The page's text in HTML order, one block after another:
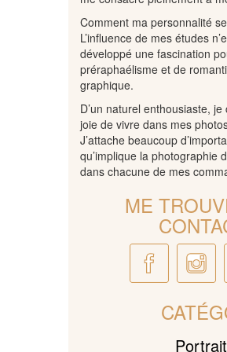
Comment ma personnalité
L’influence de mes études
développé une fascination
préraphaélisme et de
graphique.
D’un naturel enthousiaste,
joie de vivre dans mes
J’attache beaucoup
qu’implique la photographie
dans chacune de mes
ME
Portrait